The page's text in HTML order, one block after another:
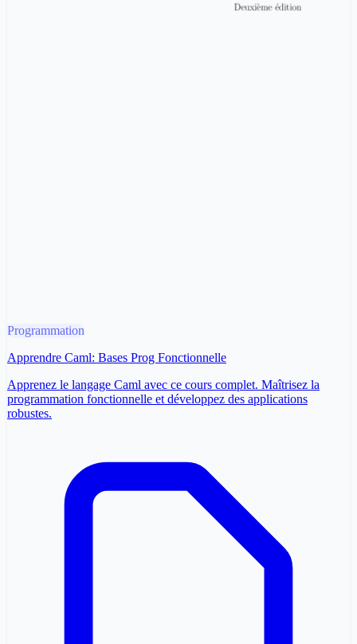
Programmation
Apprendre Caml: Bases Prog Fonctionnelle
Apprenez le langage Caml avec ce cours complet. Maîtrisez la
programmation fonctionnelle et développez des applications
robustes.